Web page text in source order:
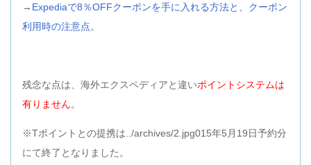
→ Expediaで8％OFFクーポンを手に入れる方法と、クーポン
利用時の注意点。
残念な点は、海外エクスペディアと違いポイントシステムは
有りません。
※Tポイントとの提携は../archives/2.jpg015年5月19日予約分
にて終了となりました。